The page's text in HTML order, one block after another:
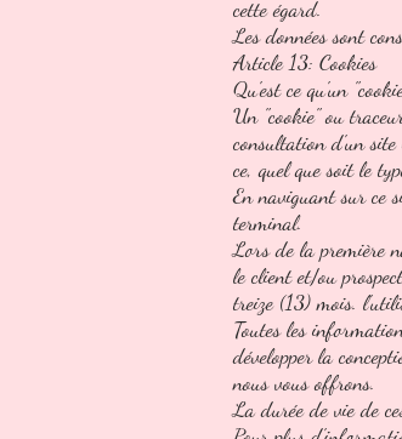
cette égard.
Les données sont
Article 13: Cookies
Qu'est ce qu'un
Un "cookie" ou
consultation d'un
ce, quel que soit le
En naviguant sur ce
terminal.
Lors de la première
le client et/ou
treize (13) mois.
Toutes les
développer la
nous vous offrons.
La durée de vie de